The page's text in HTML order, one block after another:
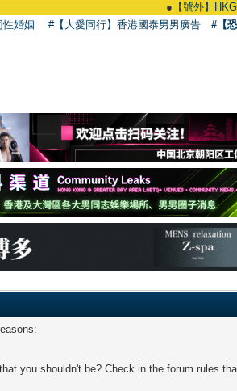
【號外】
性婚姻 #【大愛同行】香港國泰男男廣告 #【
you shouldn't be? Check in the forum rules